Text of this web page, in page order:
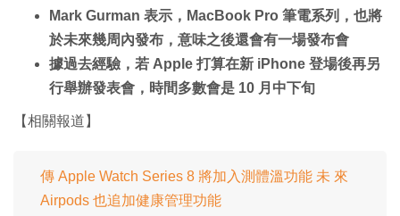
Mark Gurman 表示，MacBook Pro 筆電系列，也將
於未來幾周內發布，意味之後還會有一場發布會
據過去經驗，若 Apple 打算在新 iPhone 登場後再另
行舉辦發表會，時間多數會是 10 月中下旬
【相關報道】
傳 Apple Watch Series 8 將加入測體溫功能 未 來
Airpods 也追加健康管理功能